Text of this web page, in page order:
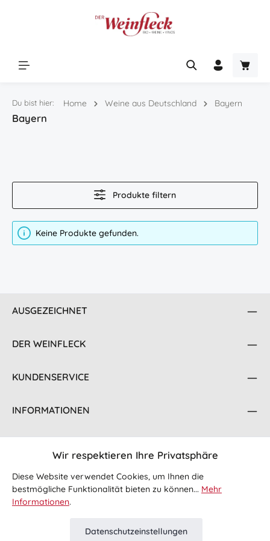
Du bist hier: Home Weine aus Deutschland Bayern
Bayern
Produkte filtern
Keine Produkte gefunden.
AUSGEZEICHNET
DER WEINFLECK
KUNDENSERVICE
INFORMATIONEN
FOLGE UNS
Wir respektieren Ihre Privatsphäre
Diese Website verwendet Cookies, um Ihnen die
bestmögliche Funktionalität bieten zu können... Mehr
Informationen.
Datenschutzeinstellungen